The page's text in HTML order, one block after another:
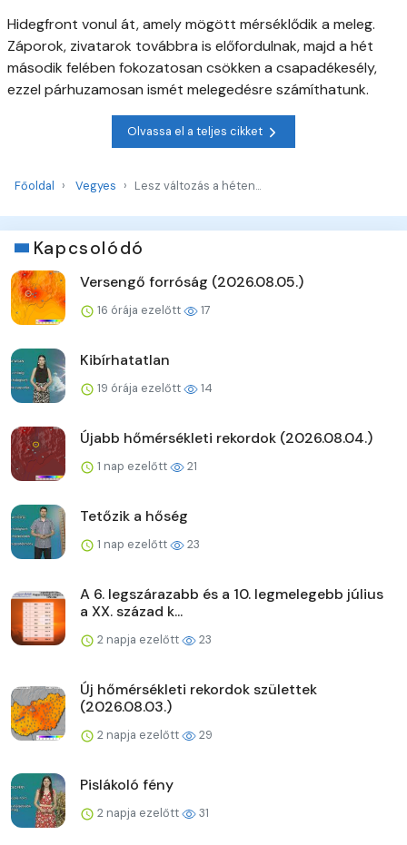
Hidegfront vonul át, amely mögött mérséklődik a meleg.
Záporok, zivatarok továbbra is előfordulnak, majd a hét
második felében fokozatosan csökken a csapadékesély,
ezzel párhuzamosan ismét melegedésre számíthatunk.
Olvassa el a teljes cikket
Főoldal Vegyes Lesz változás a héten...
Kapcsolódó
Versengő forróság (2026.08.05.)
16 órája ezelőtt 17
Kibírhatatlan
19 órája ezelőtt 14
Újabb hőmérsékleti rekordok (2026.08.04.)
1 nap ezelőtt 21
Tetőzik a hőség
1 nap ezelőtt 23
A 6. legszárazabb és a 10. legmelegebb július
a XX. század k...
2 napja ezelőtt 23
Új hőmérsékleti rekordok születtek
(2026.08.03.)
2 napja ezelőtt 29
Pislákoló fény
2 napja ezelőtt 31